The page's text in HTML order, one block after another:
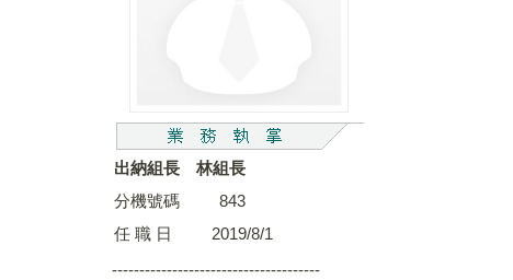
出納組長 林組長
分機號碼 843
任 職 日 2019/8/1
--------------------------------------